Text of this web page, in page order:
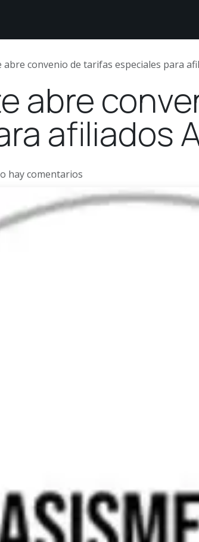
abre convenio de tarifas especiales para
abre
afiliados
hay comentarios